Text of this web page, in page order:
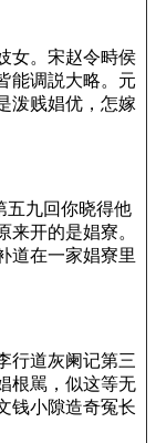
女。宋赵令畤侯
能调説大略。元
泼贱娼优，怎嫁
五九回你晓得他
来开的是娼寮。
道在一家娼寮里
行道灰阑记第三
根駡，似这等无
钱小隙造奇冤长